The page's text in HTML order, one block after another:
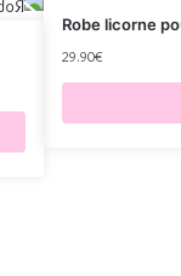
Robe licorne
29.90€